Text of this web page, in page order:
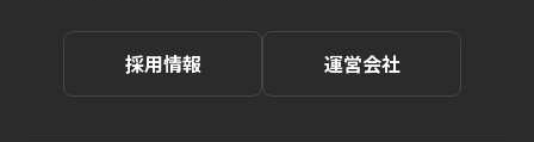
採用情報 運営会社